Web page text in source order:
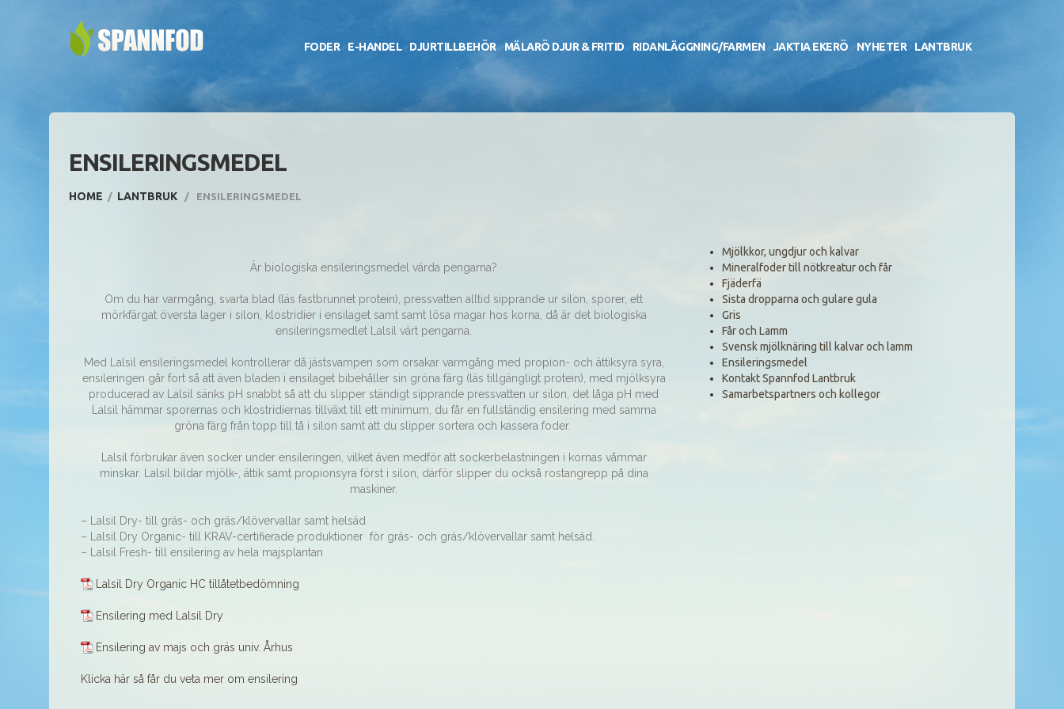
FODER E-HANDEL DJURTILLBEHÖR MÄLARÖ DJUR & FRITID RIDANLÄGGNING/FARMEN JAKTIA EKERÖ NYHETER LANTBRUK
ENSILERINGSMEDEL
HOME LANTBRUK ENSILERINGSMEDEL
Är biologiska ensileringsmedel värda pengarna?
Om du har varmgång, svarta blad (läs fastbrunnet protein), pressvatten alltid sipprande ur silon, sporer, ett
mörkfärgat översta lager i silon, klostridier i ensilaget samt samt lösa magar hos korna, då är det biologiska
ensileringsmedlet Lalsil värt pengarna.
Med Lalsil ensileringsmedel kontrollerar då jästsvampen som orsakar varmgång med propion- och ättiksyra syra,
ensileringen går fort så att även bladen i ensilaget bibehåller sin gröna färg (läs tillgängligt protein), med mjölksyra
producerad av Lalsil sänks pH snabbt så att du slipper ständigt sipprande pressvatten ur silon, det låga pH med
Lalsil hämmar sporernas och klostridiernas tillväxt till ett minimum, du får en fullständig ensilering med samma
gröna färg från topp till tå i silon samt att du slipper sortera och kassera foder.
Lalsil förbrukar även socker under ensileringen, vilket även medför att sockerbelastningen i kornas våmmar
minskar. Lalsil bildar mjölk-, ättik samt propionsyra först i silon, därför slipper du också rostangrepp på dina
maskiner.
– Lalsil Dry- till gräs- och gräs/klövervallar samt helsäd
– Lalsil Dry Organic- till KRAV-certifierade produktioner för gräs- och gräs/klövervallar samt helsäd.
– Lalsil Fresh- till ensilering av hela majsplantan
Lalsil Dry Organic HC tillåtetbedömning
Ensilering med Lalsil Dry
Ensilering av majs och gräs univ. Århus
Klicka här så får du veta mer om ensilering
Mjölkkor, ungdjur och kalvar
Mineralfoder till nötkreatur och får
Fjäderfä
Sista dropparna och gulare gula
Gris
Får och Lamm
Svensk mjölknäring till kalvar och lamm
Ensileringsmedel
Kontakt Spannfod Lantbruk
Samarbetspartners och kollegor